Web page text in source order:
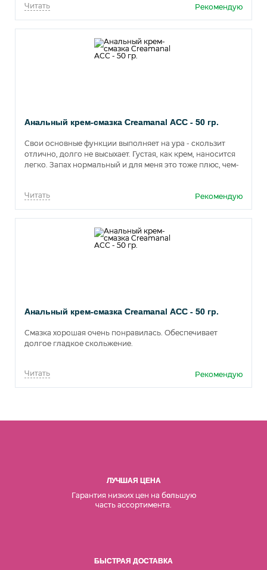
Читать
Рекомендую
Анальный крем-смазка Creamanal АСС - 50 гр.
Свои основные функции выполняет на ура - скользит
отлично, долго не высыхает. Густая, как крем, наносится
легко. Запах нормальный и для меня это тоже плюс, чем-
Читать
Рекомендую
Анальный крем-смазка Creamanal АСС - 50 гр.
Смазка хорошая очень понравилась. Обеспечивает
долгое гладкое скольжение.
Читать Рекомендую
ЛУЧШАЯ ЦЕНА
Гарантия низких цен на большую
часть ассортимента.
БЫСТРАЯ ДОСТАВКА